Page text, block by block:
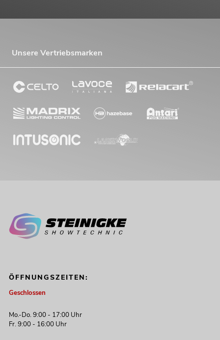
Unsere Vertriebsmarken
ÖFFNUNGSZEITEN:
Geschlossen
Mo.-Do. 9:00 - 17:00 Uhr
Fr. 9:00 - 16:00 Uhr